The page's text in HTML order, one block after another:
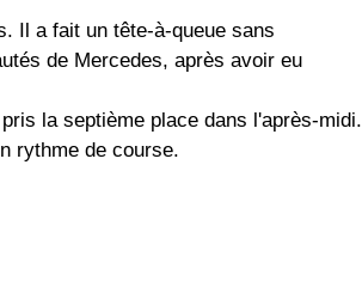
Il a fait un tête-à-queue sans
de Mercedes, après avoir eu
la septième place dans l'après-midi.
rythme de course.